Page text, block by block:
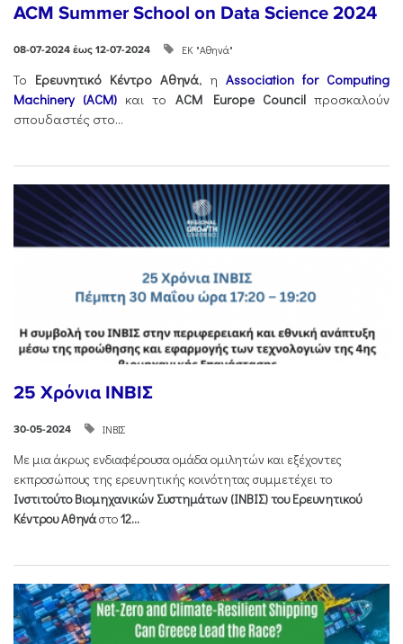
ACM Summer School on Data Science 2024
08-07-2024 έως 12-07-2024 ΕΚ "Αθηνά"
Το Ερευνητικό Κέντρο Αθηνά, ηAssociation for Computing
Machinery (ACM) και το ACM Europe Councilπροσκαλούν
σπουδαστές στο...
25 Χρόνια ΙΝΒΙΣ
30-05-2024 ΙΝΒΙΣ
Με μια άκρως ενδιαφέρουσα ομάδα ομιλητών και εξέχοντες
εκπροσώπους της ερευνητικής κοινότητας συμμετέχει το
Ινστιτούτο Βιομηχανικών Συστημάτων (ΙΝΒΙΣ) του Ερευνητικού
Κέντρου Αθηνάστο12...